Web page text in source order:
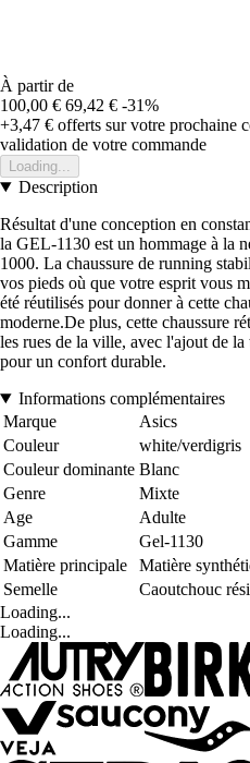
À partir de
100,00 € 69,42 € -31%
+3,47 € offerts sur votre prochaine
validation de votre commande
Loading...
Description
Résultat d'une conception en
la GEL-1130 est un hommage à la
1000. La chaussure de running
vos pieds où que votre esprit vous
été réutilisés pour donner à cette
moderne.De plus, cette chaussure
les rues de la ville, avec l'ajout de
pour un confort durable.
Informations complémentaires
Marque
Asics
Couleur
white/verdigris
Couleur dominante Blanc
Genre
Mixte
Age
Adulte
Gamme
Gel-1130
Matière principale
Matière
Semelle
Caoutchouc
Loading...
Loading...